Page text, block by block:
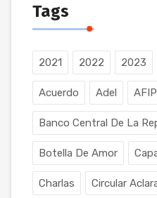
Tags
2021 2022 2023
Acuerdo Adel AFIP
Banco Central De La
Botella De Amor
Charlas Circular